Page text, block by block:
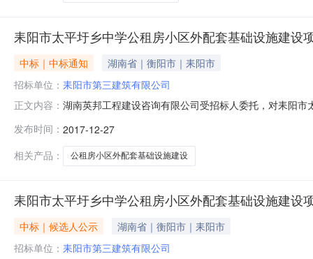
耒阳市太平圩乡中学公租房小区外配套基础设施建设
中标｜中标通知
湖南省｜衡阳市｜耒阳市
招标单位： 耒阳市第三建筑有限公司
正文内容： 湖南英邦工程建设咨询有限公司受招标人委托，对耒阳
第一名：耒阳市第三建筑有限公司第二名：耒阳市第一
位公章或个人署名，反映真实情况的异
发布时间： 2017-12-27
相关产品：
公租房小区外配套基础设施建设
耒阳市太平圩乡中学公租房小区外配套基础设施建设
中标｜候选人公示
湖南省｜衡阳市｜耒阳市
招标单位： 耒阳市第三建筑有限公司